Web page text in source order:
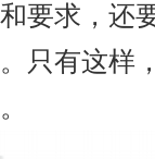
要求，还
只有这样